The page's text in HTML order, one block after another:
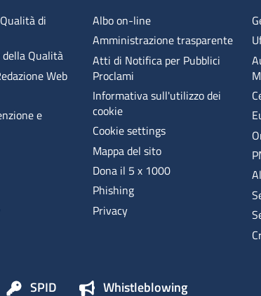
di
Qualità
Web
e
Albo on-line
Amministrazione trasparente
Atti di Notifica per Pubblici
Proclami
Informativa sull'utilizzo dei
cookie
Cookie settings
Mappa del sito
Dona il 5 x 1000
Phishing
Privacy
SPID Whistleblowing